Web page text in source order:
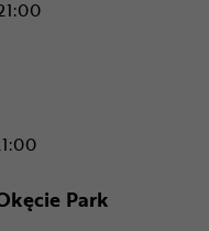
- M1 Poznań
Park